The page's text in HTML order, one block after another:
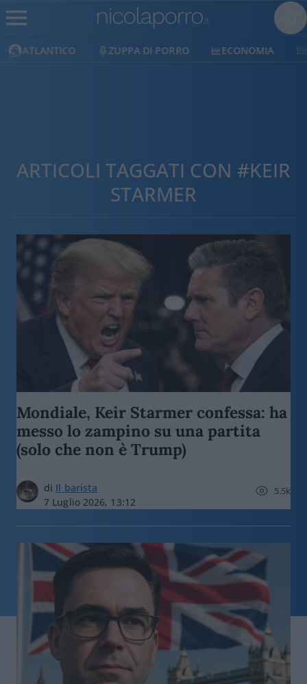
ATLANTICO ZUPPA DI PORRO ECONOMIA
ARTICOLI TAGGATI CON #KEIR
STARMER
Mondiale, Keir Starmer confessa: ha
messo lo zampino su una partita
(solo che non è Trump)
di Il barista
7 Luglio 2026, 13:12
5.5k